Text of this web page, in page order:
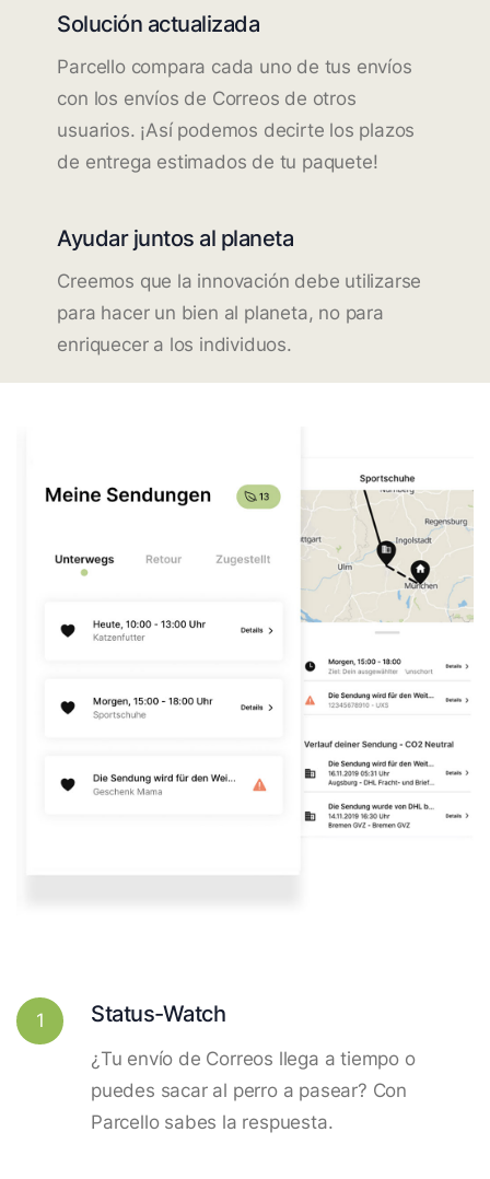
Solución actualizada
Parcello compara cada uno de tus envíos
con los envíos de Correos de otros
usuarios. ¡Así podemos decirte los plazos
de entrega estimados de tu paquete!
Ayudar juntos al planeta
Creemos que la innovación debe utilizarse
para hacer un bien al planeta, no para
enriquecer a los individuos.
1 Status-Watch
¿Tu envío de Correos llega a tiempo o
puedes sacar al perro a pasear? Con
Parcello sabes la respuesta.